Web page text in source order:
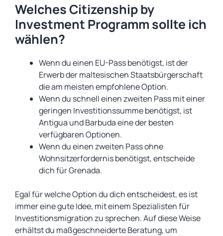
Welches Citizenship by
Investment Programm sollte ich
wählen?
Wenn du einen EU-Pass benötigst, ist der
Erwerb der maltesischen Staatsbürgerschaft
die am meisten empfohlene Option.
Wenn du schnell einen zweiten Pass mit einer
geringen Investitionssumme benötigst, ist
Antigua und Barbuda eine der besten
verfügbaren Optionen.
Wenn du einen zweiten Pass ohne
Wohnsitzerfordernis benötigst, entscheide
dich für Grenada.
Egal für welche Option du dich entscheidest, es ist
immer eine gute Idee, mit einem Spezialisten für
Investitionsmigration zu sprechen. Auf diese Weise
erhältst du maßgeschneiderte Beratung, um